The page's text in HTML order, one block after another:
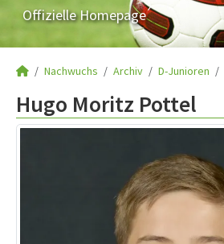
Offizielle Homepage
Nachwuchs Archiv D-Junioren
Hugo Moritz Pottel